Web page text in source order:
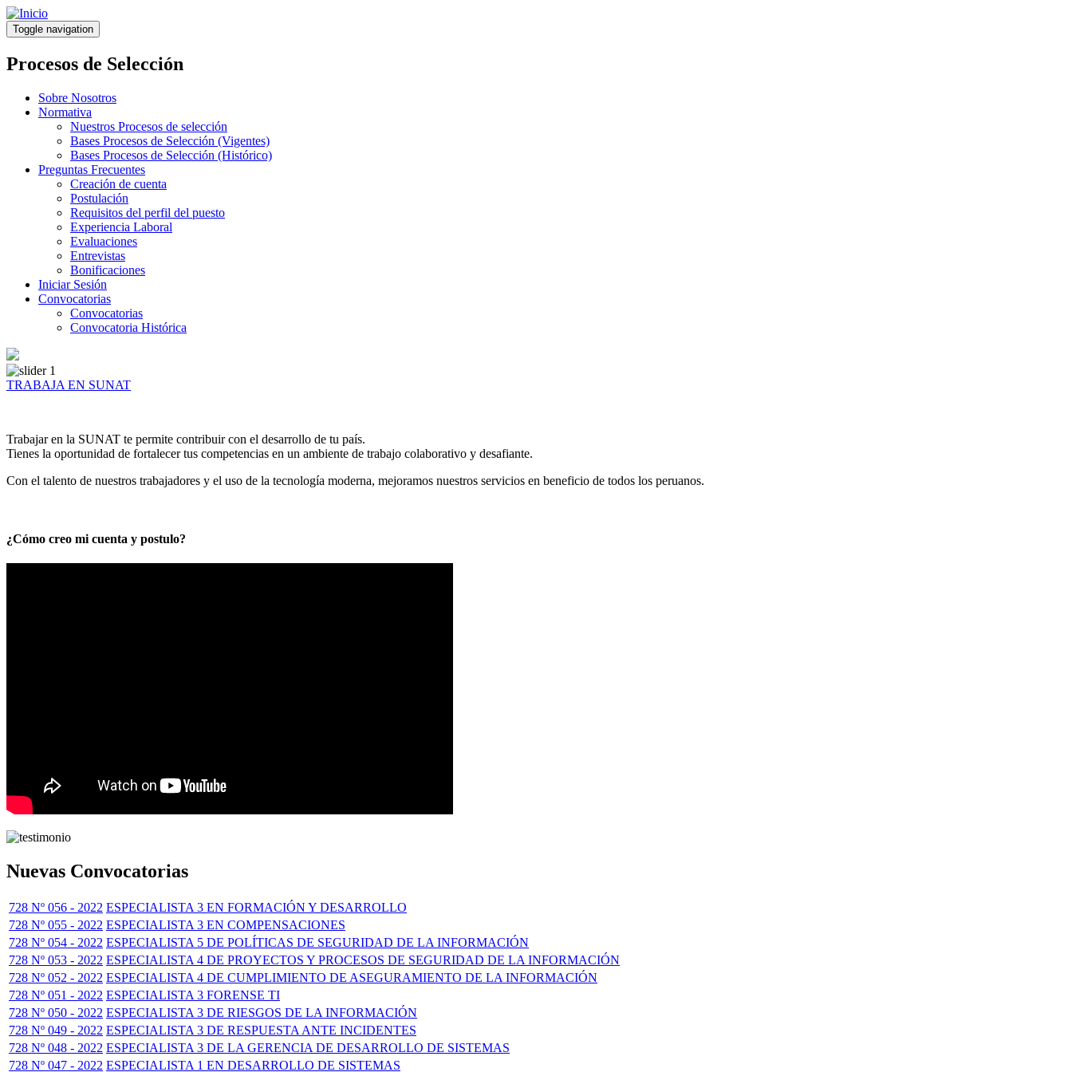
Pasar
al
contenido
principal
Toggle navigation
Procesos de Selección
Sobre Nosotros
Normativa
Nuestros Procesos de selección
Bases Procesos de Selección (Vigentes)
Bases Procesos de Selección (Histórico)
Preguntas Frecuentes
Creación de cuenta
Postulación
Requisitos del perfil del puesto
Experiencia Laboral
Evaluaciones
Entrevistas
Bonificaciones
Iniciar Sesión
Convocatorias
Convocatorias
Convocatoria Histórica
TRABAJA EN SUNAT
Trabajar en la SUNAT te permite contribuir con el desarrollo de tu país.
Tienes la oportunidad de fortalecer tus competencias en un ambiente de trabajo colaborativo y desafiante.
Con el talento de nuestros trabajadores y el uso de la tecnología moderna, mejoramos nuestros servicios en beneficio de todos los peruanos.
¿Cómo creo mi cuenta y postulo?
Nuevas Convocatorias
728 Nº 056 - 2022 ESPECIALISTA 3 EN FORMACIÓN Y DESARROLLO
728 Nº 055 - 2022 ESPECIALISTA 3 EN COMPENSACIONES
728 Nº 054 - 2022 ESPECIALISTA 5 DE POLÍTICAS DE SEGURIDAD DE LA INFORMACIÓN
728 Nº 053 - 2022 ESPECIALISTA 4 DE PROYECTOS Y PROCESOS DE SEGURIDAD DE LA INFORMACIÓN
728 Nº 052 - 2022 ESPECIALISTA 4 DE CUMPLIMIENTO DE ASEGURAMIENTO DE LA INFORMACIÓN
728 Nº 051 - 2022 ESPECIALISTA 3 FORENSE TI
728 Nº 050 - 2022 ESPECIALISTA 3 DE RIESGOS DE LA INFORMACIÓN
728 Nº 049 - 2022 ESPECIALISTA 3 DE RESPUESTA ANTE INCIDENTES
728 Nº 048 - 2022 ESPECIALISTA 3 DE LA GERENCIA DE DESARROLLO DE SISTEMAS
728 Nº 047 - 2022 ESPECIALISTA 1 EN DESARROLLO DE SISTEMAS